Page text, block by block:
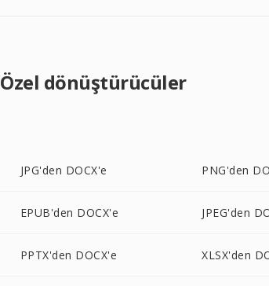
Özel dönüştürücüler
JPG'den DOCX'e PNG'den
EPUB'den DOCX'e JPEG'den
PPTX'den DOCX'e XLSX'den